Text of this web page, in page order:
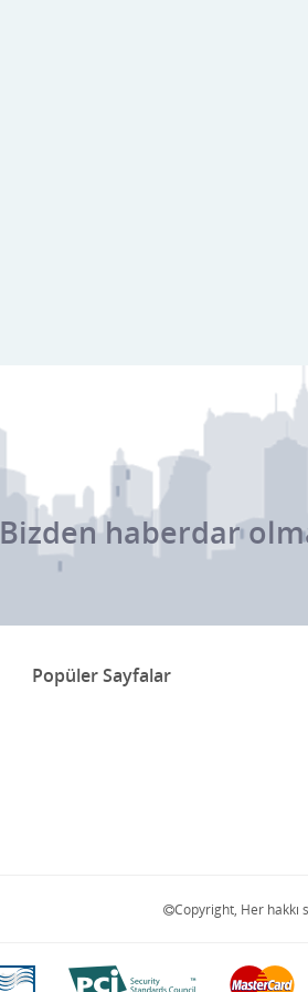
Bizden haberdar
Popüler Sayfalar
Copyright, Her hakkı